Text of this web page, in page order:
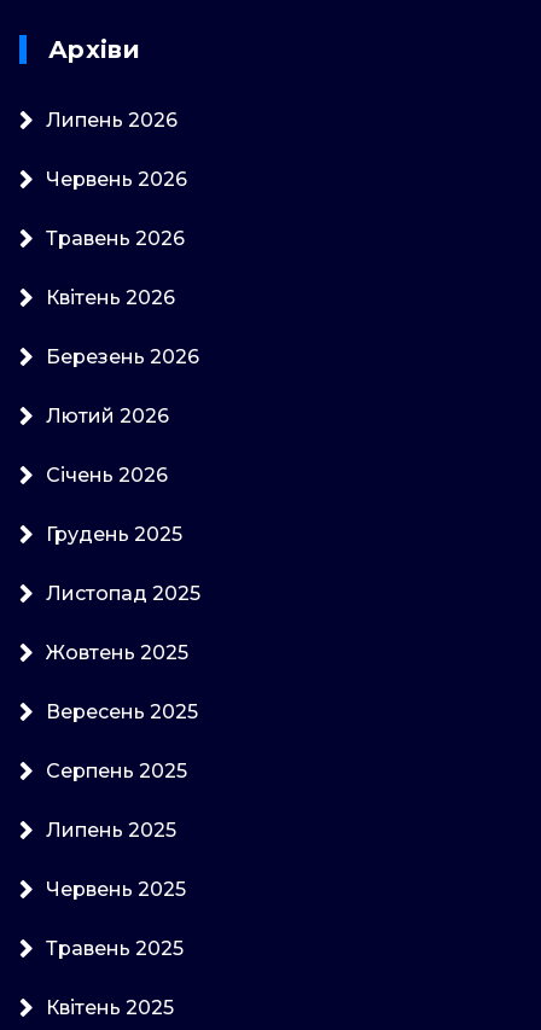
Архіви
Липень 2026
Червень 2026
Травень 2026
Квітень 2026
Березень 2026
Лютий 2026
Січень 2026
Грудень 2025
Листопад 2025
Жовтень 2025
Вересень 2025
Серпень 2025
Липень 2025
Червень 2025
Травень 2025
Квітень 2025